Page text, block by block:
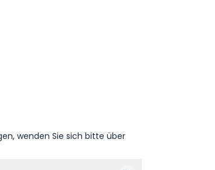
wenden Sie sich bitte über